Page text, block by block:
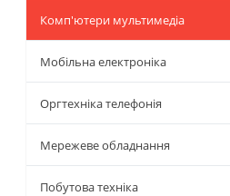
Комп'ютери мультимедіа
Мобільна електроніка
Оргтехніка телефонія
Мережеве обладнання
Побутова техніка